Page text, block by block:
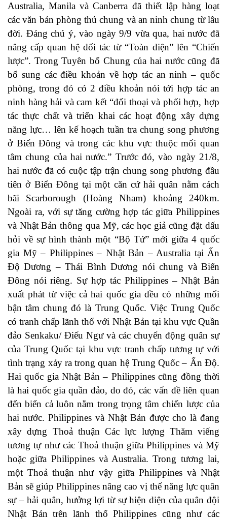
Australia, Manila và Canberra đã thiết lập hàng loạt
các văn bản phòng thủ chung và an ninh chung từ lâu
đời. Đáng chú ý, vào ngày 9/9 vừa qua, hai nước đã
nâng cấp quan hệ đối tác từ “Toàn diện” lên “Chiến
lược”. Trong Tuyên bố Chung của hai nước cũng đã
bổ sung các điều khoản về hợp tác an ninh – quốc
phòng, trong đó có 2 điều khoản nói tới hợp tác an
ninh hàng hải và cam kết “đối thoại và phối hợp, hợp
tác thực chất và triển khai các hoạt động xây dựng
năng lực… lên kế hoạch tuần tra chung song phương
ở Biển Đông và trong các khu vực thuộc mối quan
tâm chung của hai nước.” Trước đó, vào ngày 21/8,
hai nước đã có cuộc tập trận chung song phương đầu
tiên ở Biển Đông tại một căn cứ hải quân nằm cách
bãi Scarborough (Hoàng Nham) khoảng 240km.
Ngoài ra, với sự tăng cường hợp tác giữa Philippines
và Nhật Bản thông qua Mỹ, các học giả cũng đặt dấu
hỏi về sự hình thành một “Bộ Tứ” mới giữa 4 quốc
gia Mỹ – Philippines – Nhật Bản – Australia tại Ấn
Độ Dương – Thái Bình Dương nói chung và Biển
Đông nói riêng. Sự hợp tác Philippines – Nhật Bản
xuất phát từ việc cả hai quốc gia đều có những mối
bận tâm chung đó là Trung Quốc. Việc Trung Quốc
có tranh chấp lãnh thổ với Nhật Bản tại khu vực Quần
đảo Senkaku/ Điếu Ngư và các chuyển động quân sự
của Trung Quốc tại khu vực tranh chấp tương tự với
tình trạng xảy ra trong quan hệ Trung Quốc – Ấn Độ.
Hai quốc gia Nhật Bản – Philippines cũng đồng thời
là hai quốc gia quần đảo, do đó, các vấn đề liên quan
đến biển cả luôn nằm trong trọng tâm chiến lược của
hai nước. Philippines và Nhật Bản được cho là đang
xây dựng Thoả thuận Các lực lượng Thăm viếng
tương tự như các Thoả thuận giữa Philippines và Mỹ
hoặc giữa Philippines và Australia. Trong tương lai,
một Thoả thuận như vậy giữa Philippines và Nhật
Bản sẽ giúp Philippines nâng cao vị thế năng lực quân
sự – hải quân, hưởng lợi từ sự hiện diện của quân đội
Nhật Bản trên lãnh thổ Philippines cũng như các